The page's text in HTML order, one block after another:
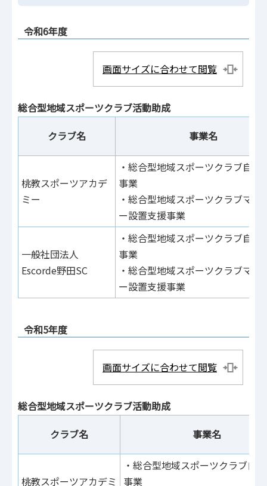
令和6年度
画面サイズに合わせて閲覧
総合型地域スポーツクラブ活動助成
クラブ名
事業名
桃教スポーツアカデ
ミー
・総合型地域スポーツクラブ自立
事業
・総合型地域スポーツクラブマネ
ー設置支援事業
一般社団法人
Escorde野田SC
・総合型地域スポーツクラブ自立
事業
・総合型地域スポーツクラブマネ
ー設置支援事業
令和5年度
画面サイズに合わせて閲覧
総合型地域スポーツクラブ活動助成
クラブ名
事業名
桃教スポーツアカデミ
・総合型地域スポーツクラブ自
事業